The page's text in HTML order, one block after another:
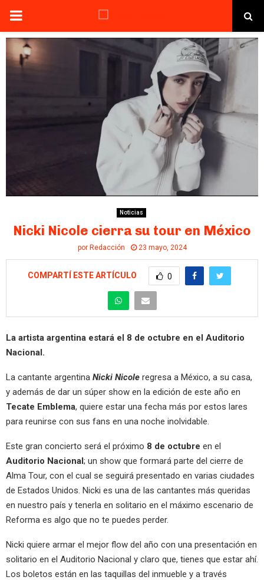
PRIMARY
MENU
Noticias
Nicki Nicole cierra su tour en México
por Redacción 23 mayo, 2024
COMPARTÍ ESTE ARTÍCULO 0
La artista argentina estará el 8 de octubre en el Auditorio
Nacional.
La cantante argentina Nicki Nicole regresa a México, a su casa,
y además de dar un súper show en la edición de este año en
Tecate Emblema, quiere estar una fecha más por estos lares
para reunirse con sus fans en una noche inolvidable.
Este gran concierto será el próximo 8 de octubre en el
Auditorio Nacional; un show que formará parte del cierre de
Alma Tour, con el cual se seguirá presentado en varias ciudades
de Estados Unidos. Nicki es una de las cantantes más queridas
en nuestro país y tenerla en solitario en el máximo escenario de
Reforma es algo que no te puedes perder.
Nicki quiere armar el mejor flow del año con una presentación en
solitario en el Auditorio Nacional y claro que, tienes que estar ahí.
Los boletos están en las taquillas del inmueble y a través